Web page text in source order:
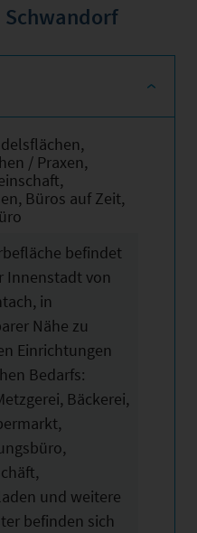
Schwandorf
/ Praxen,
Büros auf Zeit,
befindet
Innenstadt von
in
Nähe zu
Einrichtungen
Bedarfs:
Bäckerei,
und weitere
befinden sich